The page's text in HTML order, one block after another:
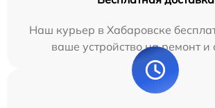
Наш курьер в Хабаровске
ваше устройство на ремонт и